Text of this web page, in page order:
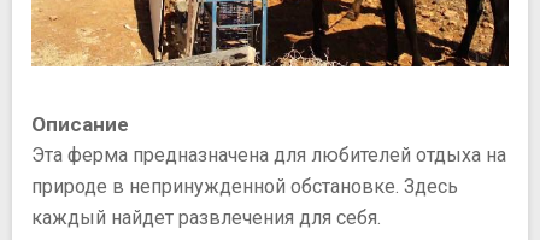
Описание
Эта ферма предназначена для любителей отдыха на
природе в непринужденной обстановке. Здесь
каждый найдет развлечения для себя.